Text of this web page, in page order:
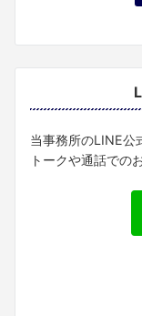
当事務所のLINE公
トークや通話での